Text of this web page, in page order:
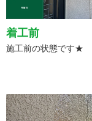
着工前
施工前の状態です★